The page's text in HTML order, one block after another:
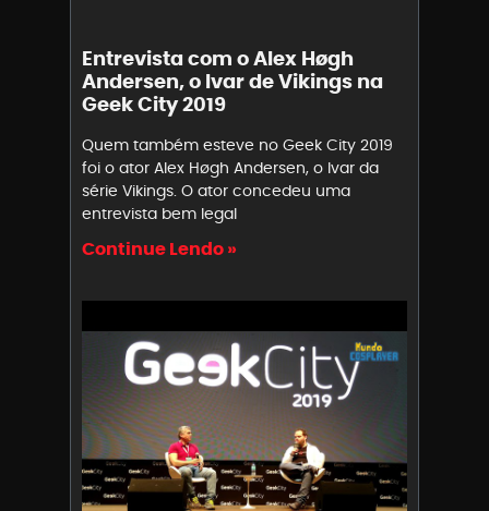
Entrevista com o Alex Høgh
Andersen, o Ivar de Vikings na
Geek City 2019
Quem também esteve no Geek City 2019
foi o ator Alex Høgh Andersen, o Ivar da
série Vikings. O ator concedeu uma
entrevista bem legal
Continue Lendo »